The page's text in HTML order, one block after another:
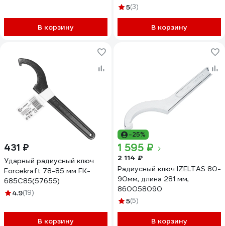
В корзину
5(3)
В корзину
431 ₽
Ударный радиусный ключ
Forcekraft 78-85 мм FK-
685C85(57655)
4.9(19)
В корзину
-25%
1 595 ₽
2 114 ₽
Радиусный ключ IZELTAS 80-
90мм, длина 281 мм,
860058090
5(5)
В корзину